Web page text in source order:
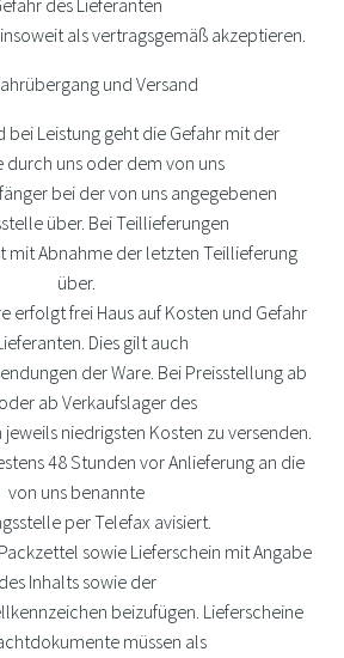
des Lieferanten
als vertragsgemäß akzeptieren.
und Versand
bei Leistung geht die Gefahr mit der
durch uns oder dem von uns
bei der von uns angegebenen
über. Bei Teillieferungen
mit Abnahme der letzten Teillieferung
über.
erfolgt frei Haus auf Kosten und Gefahr
Dies gilt auch
der Ware. Bei Preisstellung ab
ab Verkaufslager des
niedrigsten Kosten zu versenden.
48 Stunden vor Anlieferung an die
von uns benannte
per Telefax avisiert.
sowie Lieferschein mit Angabe
des Inhalts sowie der
beizufügen. Lieferscheine
müssen als